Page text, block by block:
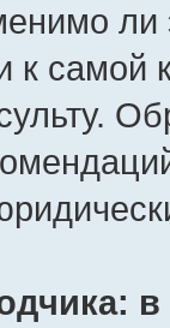
ли
к самой